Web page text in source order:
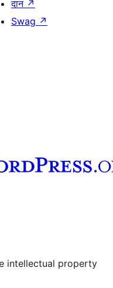
दान ↗
Swag ↗
intellectual property